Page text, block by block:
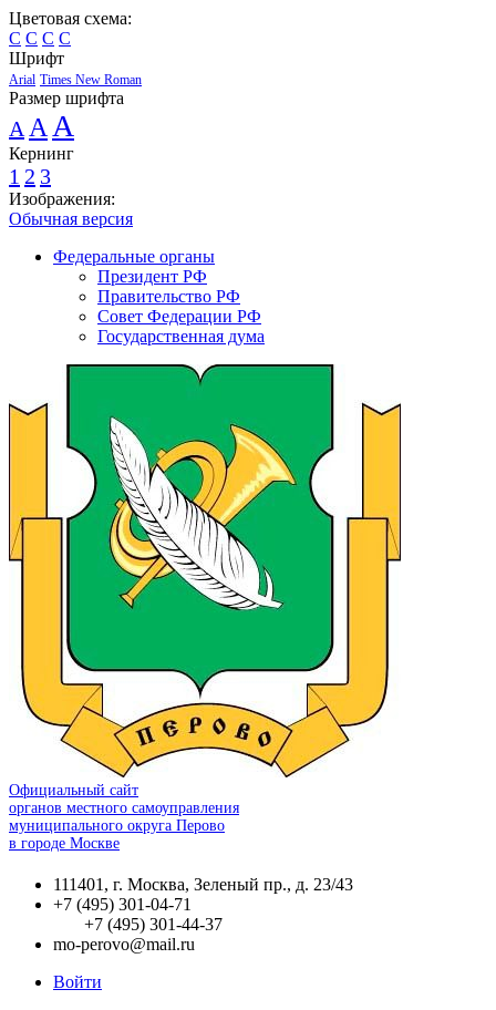
Цветовая схема:
C C C C
Шрифт
Arial Times New Roman
Размер шрифта
A A A
Кернинг
1 2 3
Изображения:
Обычная версия
Федеральные органы
Президент РФ
Правительство РФ
Совет Федерации РФ
Государственная дума
Официальный сайт
органов местного самоуправления
муниципального округа Перово
в городе Москве
111401, г. Москва, Зеленый пр., д. 23/43
+7 (495) 301-04-71
+7 (495) 301-44-37
mo-perovo@mail.ru
Войти